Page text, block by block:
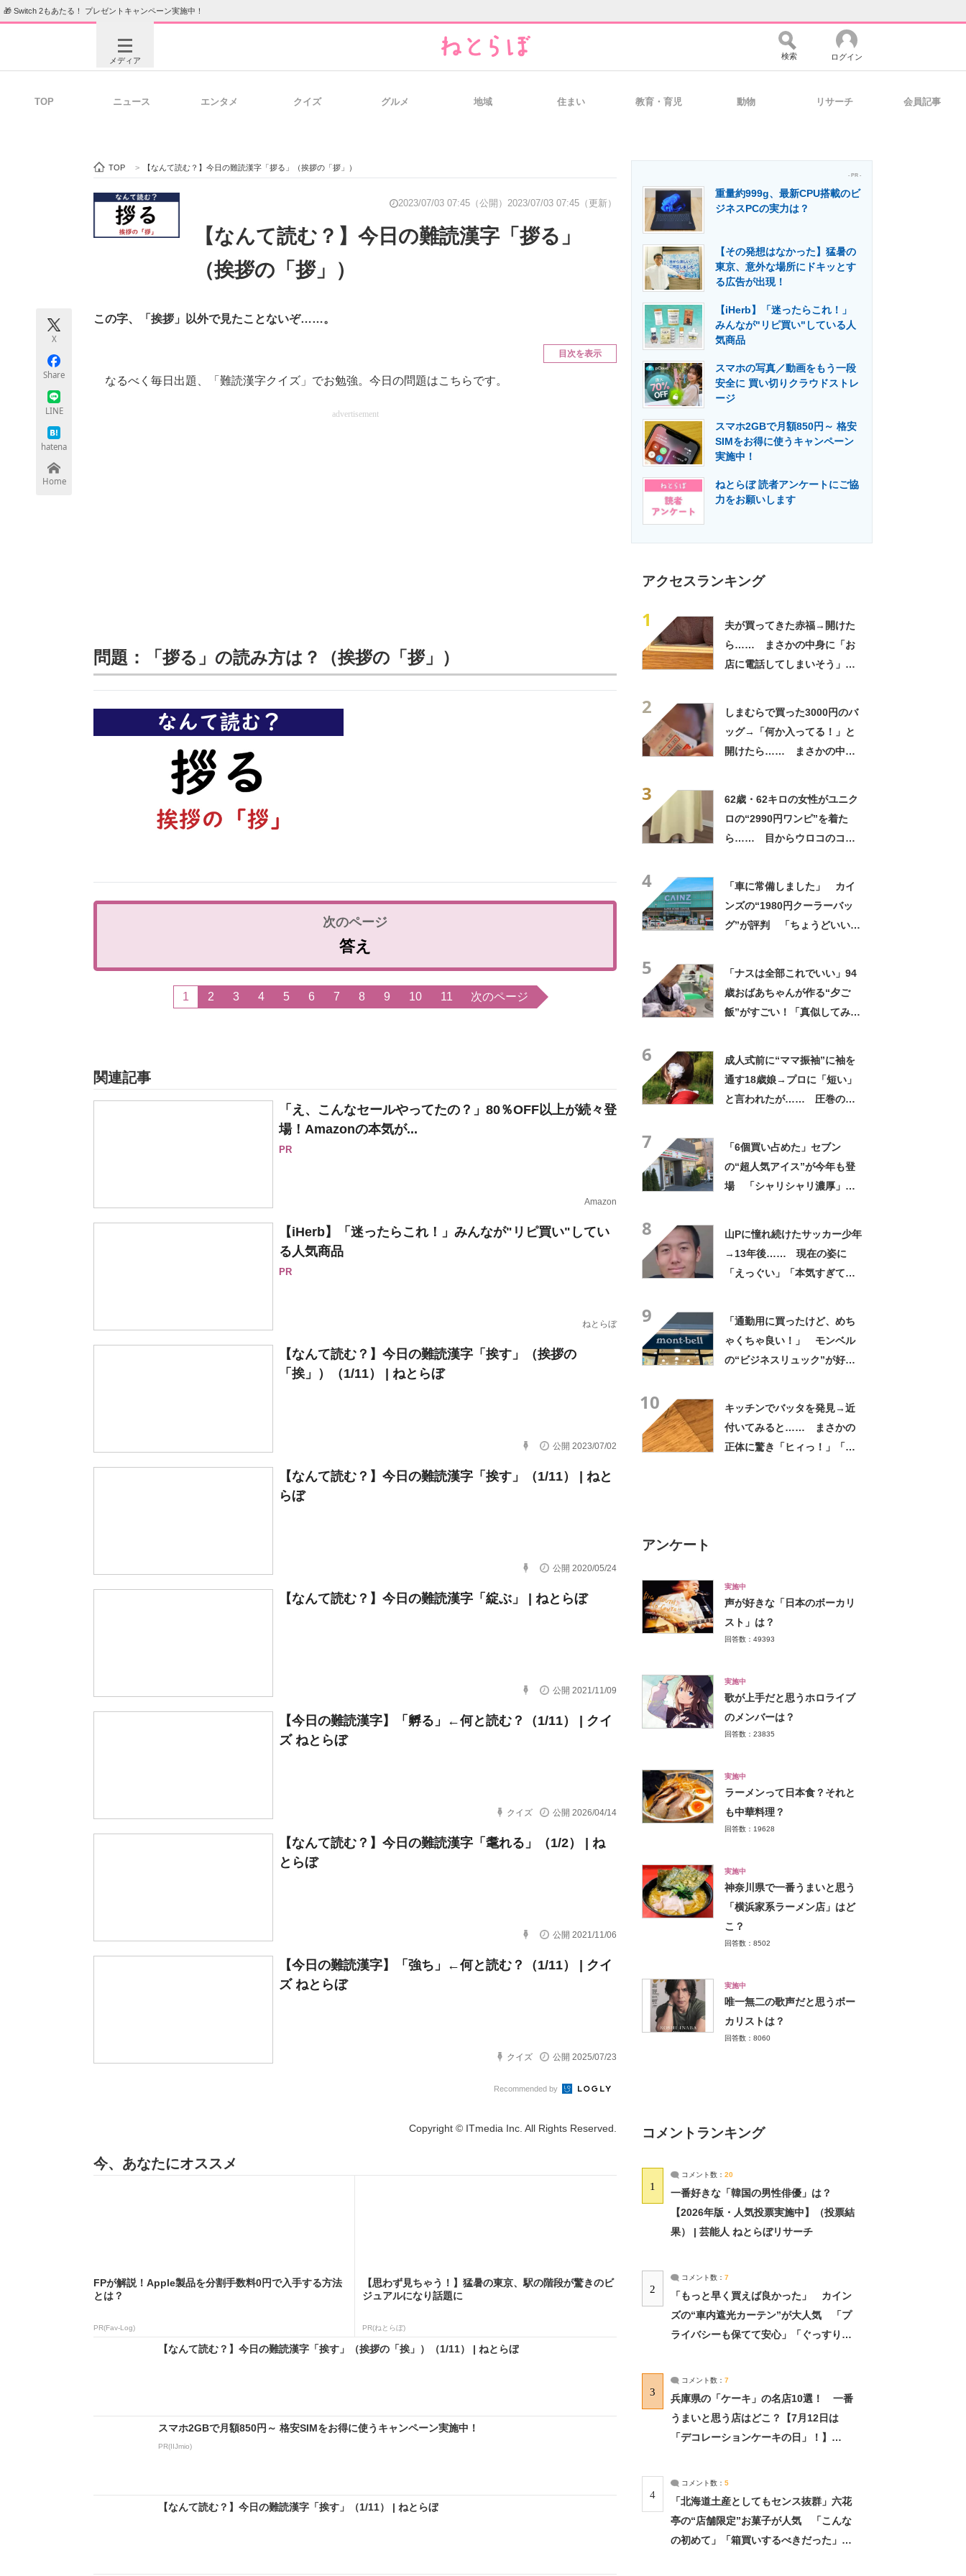
🎁 Switch 2もあたる！ プレゼントキャンペーン実施中！
メディア
ビジネスと働き方のヒント 経営リーダーのコミュニティ マーケ×ITの今がよく分かる
ITエンジニア向け専門サイト 企業向けIT製品の総合サイト 製造業のIT導入・活用を支援
エネルギーの専門メディア 建設×テクノロジーの最前線
検索 ログイン
TOP ニュース エンタメ クイズ グルメ 地域 住まい 教育・育児 動物 リサーチ 会員記事
TOP > 【なんて読む？】今日の難読漢字「拶る」（挨拶の「拶」）
2023/07/03 07:45（公開） 2023/07/03 07:45（更新）
【なんて読む？】今日の難読漢字「拶る」
（挨拶の「拶」）
X
Share
LINE
hatena
Home
この字、「挨拶」以外で見たことないぞ……。
目次を表示
なるべく毎日出題、「難読漢字クイズ」でお勉強。今日の問題はこちらです。
advertisement
問題：「拶る」の読み方は？（挨拶の「拶」）
答え
1 2 3 4 5 6 7 8 9 10 11 次のページ
関連記事
「え、こんなセールやってたの？」80％OFF以上が続々登
場！Amazonの本気が...
PR
Amazon
【iHerb】「迷ったらこれ！」みんなが"リピ買い"してい
る人気商品
PR
ねとらぼ
【なんて読む？】今日の難読漢字「挨す」（挨拶の
「挨」）（1/11） | ねとらぼ
公開 2023/07/02
【なんて読む？】今日の難読漢字「挨す」（1/11） | ねと
らぼ
公開 2020/05/24
【なんて読む？】今日の難読漢字「綻ぶ」 | ねとらぼ
公開 2021/11/09
【今日の難読漢字】「孵る」←何と読む？（1/11） | クイ
ズ ねとらぼ
クイズ 公開 2026/04/14
【なんて読む？】今日の難読漢字「耄れる」（1/2） | ね
とらぼ
公開 2021/11/06
【今日の難読漢字】「強ち」←何と読む？（1/11） | クイ
ズ ねとらぼ
クイズ 公開 2025/07/23
Recommended by
Copyright © ITmedia Inc. All Rights Reserved.
今、あなたにオススメ
FPが解説！Apple製品を分割手数料0円で入手する方法
とは？
PR(Fav-Log)
【思わず見ちゃう！】猛暑の東京、駅の階段が驚きのビ
ジュアルになり話題に
PR(ねとらぼ)
【なんて読む？】今日の難読漢字「挨す」（挨拶の「挨」）（1/11） | ねとらぼ
スマホ2GBで月額850円～ 格安SIMをお得に使うキャンペーン実施中！
PR(IIJmio)
【なんて読む？】今日の難読漢字「挨す」（1/11） | ねとらぼ
- PR -
重量約999g、最新CPU搭載のビ
ジネスPCの実力は？
【その発想はなかった】猛暑の
東京、意外な場所にドキッとす
る広告が出現！
【iHerb】「迷ったらこれ！」
みんなが"リピ買い"している人
気商品
スマホの写真／動画をもう一段
安全に 買い切りクラウドストレ
ージ
スマホ2GBで月額850円～ 格安
SIMをお得に使うキャンペーン
実施中！
ねとらぼ 読者アンケートにご協
力をお願いします
アクセスランキング
1
夫が買ってきた赤福→開けた
ら…… まさかの中身に「お
店に電話してしまいそう」
2
しまむらで買った3000円のバ
ッグ→「何か入ってる！」と
開けたら…… まさかの中身
3
62歳・62キロの女性がユニク
ロの“2990円ワンピ”を着た
ら…… 目からウロコのコー
4
「車に常備しました」 カイ
ンズの“1980円クーラーバッ
グ”が評判 「ちょうどいい大
5
「ナスは全部これでいい」94
歳おばあちゃんが作る“夕ご
飯”がすごい！「真似してみま
6
成人式前に“ママ振袖”に袖を
通す18歳娘→プロに「短い」
と言われたが…… 圧巻の着
7
「6個買い占めた」セブン
の“超人気アイス”が今年も登
場 「シャリシャリ濃厚」
8
山Pに憧れ続けたサッカー少年
→13年後…… 現在の姿に
「えっぐい」「本気すぎて尊
9
「通勤用に買ったけど、めち
ゃくちゃ良い！」 モンベル
の“ビジネスリュック”が好
10
キッチンでバッタを発見→近
付いてみると…… まさかの
正体に驚き「ヒィっ！」「心
アンケート
実施中
声が好きな「日本のボーカリ
スト」は？
回答数：49393
実施中
歌が上手だと思うホロライブ
のメンバーは？
回答数：23835
実施中
ラーメンって日本食？それと
も中華料理？
回答数：19628
実施中
神奈川県で一番うまいと思う
「横浜家系ラーメン店」はど
こ？
回答数：8502
実施中
唯一無二の歌声だと思うボー
カリストは？
回答数：8060
コメントランキング
1
コメント数： 20
一番好きな「韓国の男性俳優」は？
【2026年版・人気投票実施中】（投票結
果） | 芸能人 ねとらぼリサーチ
2
コメント数： 7
「もっと早く買えば良かった」 カイン
ズの“車内遮光カーテン”が大人気 「プ
ライバシーも保てて安心」「ぐっすり眠
3
コメント数： 7
兵庫県の「ケーキ」の名店10選！ 一番
うまいと思う店はどこ？【7月12日は
「デコレーションケーキの日」！】
4
コメント数： 5
「北海道土産としてもセンス抜群」六花
亭の“店舗限定”お菓子が人気 「こんな
の初めて」「箱買いするべきだった」